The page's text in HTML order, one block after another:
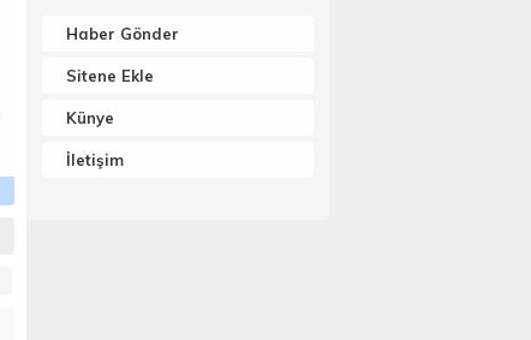
Haber Gönder
Sitene Ekle
Künye
İletişim